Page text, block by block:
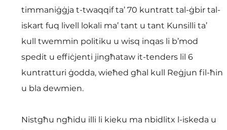
timmaniġġja t-twaqqif ta’ 70 kuntratt tal-ġbir tal-
iskart fuq livell lokali ma’ tant u tant Kunsilli ta’
kull twemmin politiku u wisq inqas li b’mod
spedit u effiċjenti jingħataw it-tenders lil 6
kuntratturi ġodda, wieħed għal kull Reġjun fil-ħin
u bla dewmien.
Nistgħu ngħidu illi li kieku ma nbidlitx l-iskeda u